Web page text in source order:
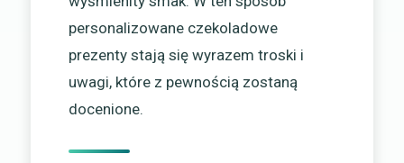
personalizowane czekoladowe
prezenty stają się wyrazem troski i
uwagi, które z pewnością zostaną
docenione.